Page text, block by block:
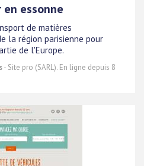
essonne
de matières
la région parisienne pour
de l'Europe.
- Site pro (SARL). En ligne depuis 8